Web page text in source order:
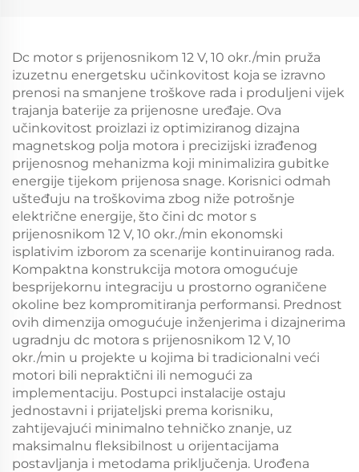
Dc motor s prijenosnikom 12 V, 10 okr./min pruža
izuzetnu energetsku učinkovitost koja se izravno
prenosi na smanjene troškove rada i produljeni vijek
trajanja baterije za prijenosne uređaje. Ova
učinkovitost proizlazi iz optimiziranog dizajna
magnetskog polja motora i precizijski izrađenog
prijenosnog mehanizma koji minimalizira gubitke
energije tijekom prijenosa snage. Korisnici odmah
ušteđuju na troškovima zbog niže potrošnje
električne energije, što čini dc motor s
prijenosnikom 12 V, 10 okr./min ekonomski
isplativim izborom za scenarije kontinuiranog rada.
Kompaktna konstrukcija motora omogućuje
besprijekornu integraciju u prostorno ograničene
okoline bez kompromitiranja performansi. Prednost
ovih dimenzija omogućuje inženjerima i dizajnerima
ugradnju dc motora s prijenosnikom 12 V, 10
okr./min u projekte u kojima bi tradicionalni veći
motori bili nepraktični ili nemogući za
implementaciju. Postupci instalacije ostaju
jednostavni i prijateljski prema korisniku,
zahtijevajući minimalno tehničko znanje, uz
maksimalnu fleksibilnost u orijentacijama
postavljanja i metodama priključenja. Urođena